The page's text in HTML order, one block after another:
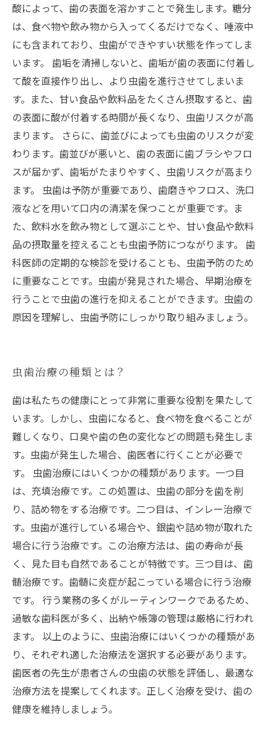
酸によって、歯の表面を溶かすことで発生します。糖分
は、食べ物や飲み物から入ってくるだけでなく、唾液中
にも含まれており、虫歯ができやすい状態を作ってしま
います。 歯垢を清掃しないと、歯垢が歯の表面に付着し
て酸を直接作り出し、より虫歯を進行させてしまいま
す。また、甘い食品や飲料品をたくさん摂取すると、歯
の表面に酸が付着する時間が長くなり、虫歯リスクが高
まります。 さらに、歯並びによっても虫歯のリスクが変
わります。歯並びが悪いと、歯の表面に歯ブラシやフロ
スが届かず、歯垢がたまりやすく、虫歯リスクが高まり
ます。 虫歯は予防が重要であり、歯磨きやフロス、洗口
液などを用いて口内の清潔を保つことが重要です。ま
た、飲料水を飲み物として選ぶことや、甘い食品や飲料
品の摂取量を控えることも虫歯予防につながります。 歯
科医師の定期的な検診を受けることも、虫歯予防のため
に重要なことです。虫歯が発見された場合、早期治療を
行うことで虫歯の進行を抑えることができます。虫歯の
原因を理解し、虫歯予防にしっかり取り組みましょう。
虫歯治療の種類とは？
歯は私たちの健康にとって非常に重要な役割を果たして
います。しかし、虫歯になると、食べ物を食べることが
難しくなり、口臭や歯の色の変化などの問題も発生しま
す。虫歯が発生した場合、歯医者に行くことが必要で
す。 虫歯治療にはいくつかの種類があります。一つ目
は、充填治療です。この処置は、虫歯の部分を歯を削
り、詰め物をする治療です。二つ目は、インレー治療で
す。虫歯が進行している場合や、銀歯や詰め物が取れた
場合に行う治療です。この治療方法は、歯の寿命が長
く、見た目も自然であることが特徴です。三つ目は、歯
髄治療です。歯髄に炎症が起こっている場合に行う治療
です。 行う業務の多くがルーティンワークであるため、
過敏な歯科医が多く、出納や帳簿の管理は厳格に行われ
ます。 以上のように、虫歯治療にはいくつかの種類があ
り、それぞれ適した治療法を選択する必要があります。
歯医者の先生が患者さんの虫歯の状態を評価し、最適な
治療方法を提案してくれます。正しく治療を受け、歯の
健康を維持しましょう。